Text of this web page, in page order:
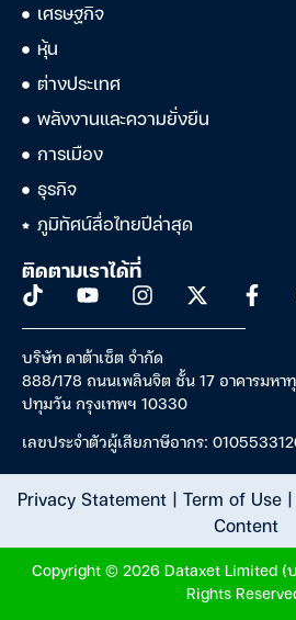
เศรษฐกิจ
หุ้น
ต่างประเทศ
พลังงานและความยั่งยืน
การเมือง
ธุรกิจ
ภูมิทัศน์สื่อไทยปีล่าสุด
ติดตามเราได้ที่
บริษัท ดาต้าเซ็ต จำกัด
888/178 ถนนเพลินจิต ชั้น 17 อาคารมห
ปทุมวัน กรุงเทพฯ 10330
เลขประจำตัวผู้เสียภาษีอากร:
Privacy Statement| Term of Use|
Content
Copyright © 2026 Dataxet Limited (
Rights